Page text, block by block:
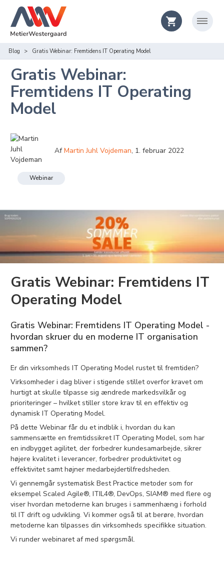
Blog Gratis Webinar: Fremtidens IT Operating Model
Gratis Webinar:
Fremtidens IT Operating
Model
AfMartin Juhl Vojdeman, 1. februar 2022
Webinar
Gratis Webinar: Fremtidens IT
Operating Model
Gratis Webinar: Fremtidens IT Operating Model -
hvordan skruer du en moderne IT organisation
sammen?
Er din virksomheds IT Operating Model rustet til fremtiden?
Virksomheder i dag bliver i stigende stillet overfor kravet om
hurtigt at skulle tilpasse sig ændrede markedsvilkår og
prioriteringer – hvilket stiller store krav til en effektiv og
dynamisk IT Operating Model.
På dette Webinar får du et indblik i, hvordan du kan
sammensætte en fremtidssikret IT Operating Model, som har
en indbygget agilitet, der forbedrer kundesamarbejde, sikrer
højere kvalitet i leverancer, forbedrer produktivitet og
effektivitet samt højner medarbejdertilfredsheden.
Vi gennemgår systematisk Best Practice metoder som for
eksempel Scaled Agile®, ITIL4®, DevOps, SIAM® med flere og
viser hvordan metoderne kan bruges i sammenhæng i forhold
til IT drift og udvikling. Vi kommer også til at berøre, hvordan
metoderne kan tilpasses din virksomheds specifikke situation.
Vi runder webinaret af med spørgsmål.